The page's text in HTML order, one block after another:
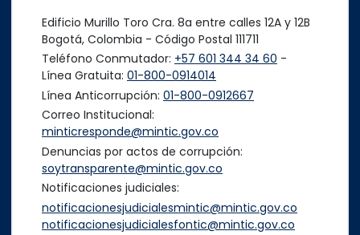
Edificio Murillo Toro Cra. 8a entre calles 12A y 12B
Bogotá, Colombia - Código Postal 111711
Teléfono Conmutador: +57 601 344 34 60 -
Línea Gratuita: 01-800-0914014
Línea Anticorrupción: 01-800-0912667
Correo Institucional:
minticresponde@mintic.gov.co
Denuncias por actos de corrupción:
soytransparente@mintic.gov.co
Notificaciones judiciales:
notificacionesjudicialesmintic@mintic.gov.co
notificacionesjudicialesfontic@mintic.gov.co